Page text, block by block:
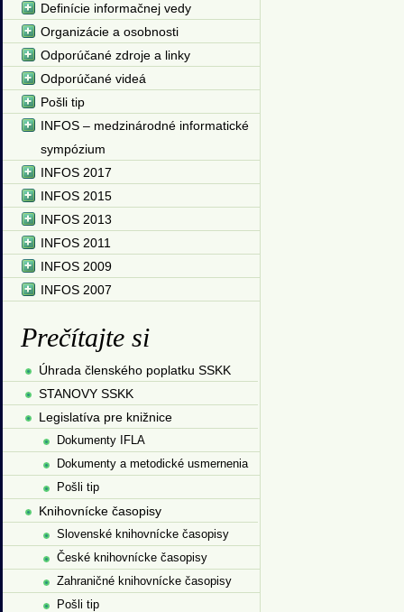
Definície informačnej vedy
Organizácie a osobnosti
Odporúčané zdroje a linky
Odporúčané videá
Pošli tip
INFOS – medzinárodné informatické
sympózium
INFOS 2017
INFOS 2015
INFOS 2013
INFOS 2011
INFOS 2009
INFOS 2007
Prečítajte si
Úhrada členského poplatku SSKK
STANOVY SSKK
Legislatíva pre knižnice
Dokumenty IFLA
Dokumenty a metodické usmernenia
Pošli tip
Knihovnícke časopisy
Slovenské knihovnícke časopisy
České knihovnícke časopisy
Zahraničné knihovnícke časopisy
Pošli tip